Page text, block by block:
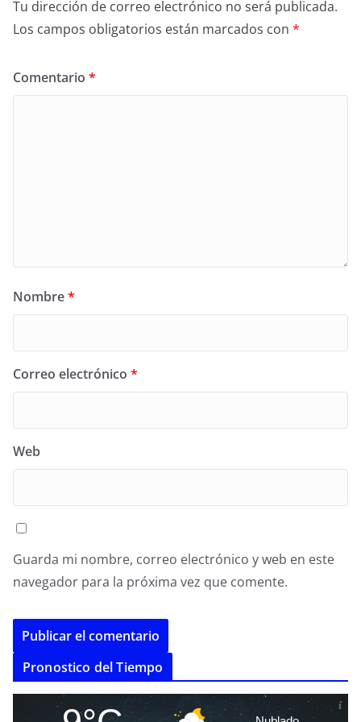
Tu dirección de correo electrónico no será publicada.
Los campos obligatorios están marcados con *
Comentario *
Nombre*
Correo electrónico *
Web
Guarda mi nombre, correo electrónico y web en este
navegador para la próxima vez que comente.
l
Pronostico del Tiempo